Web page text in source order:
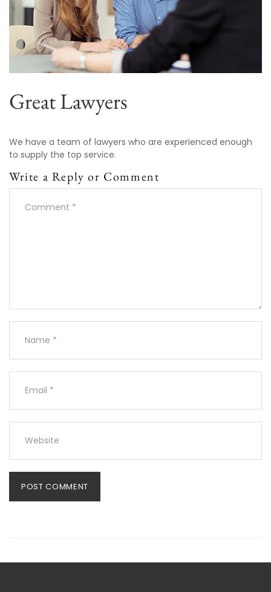
Great Lawyers
We have a team of lawyers who are experienced enough
to supply the top service.
Write a Reply or Comment